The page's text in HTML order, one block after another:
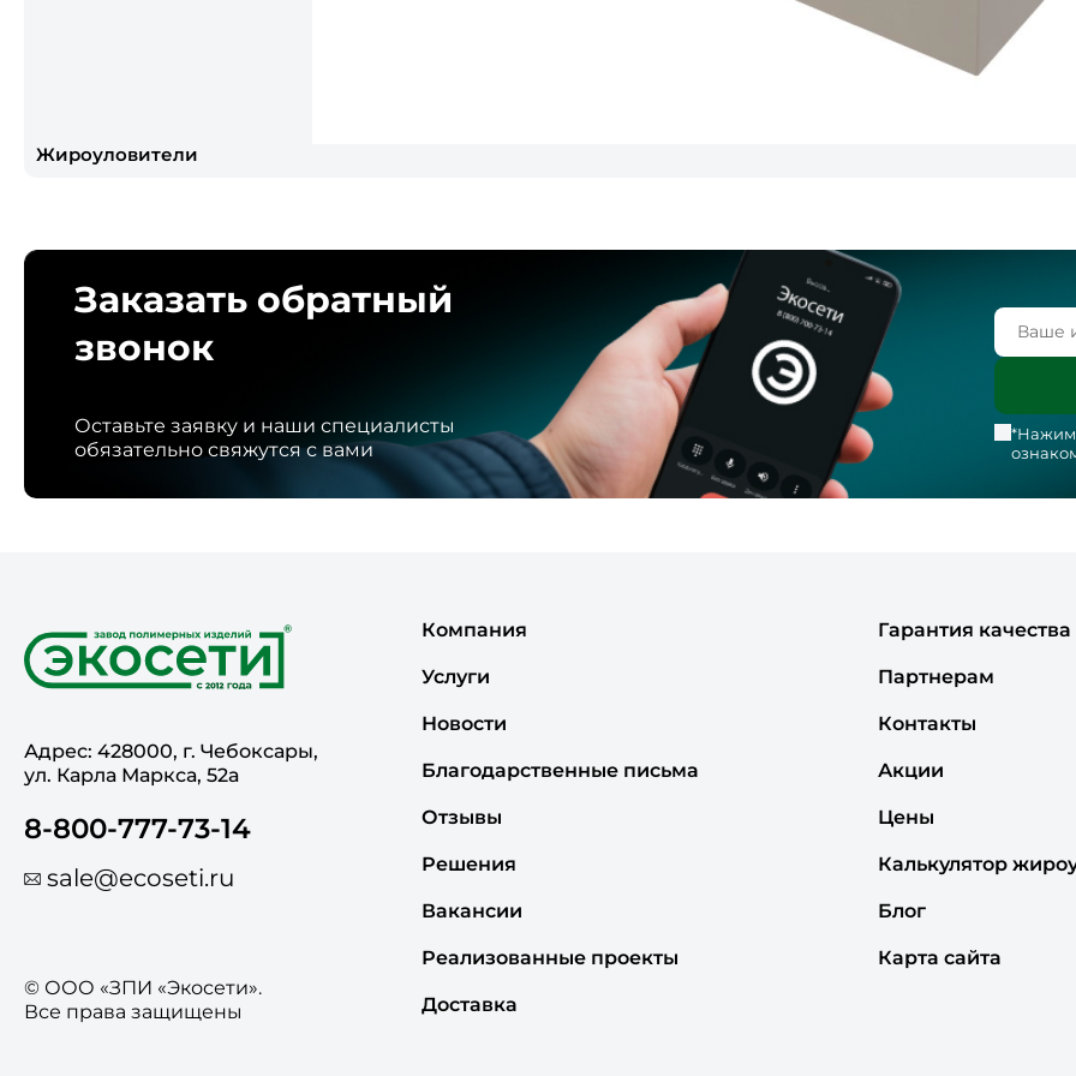
Жироуловители
Заказать обратный
звонок
Оставьте заявку и наши специалисты
обязательно свяжутся с вами
Адрес: 428000, г. Чебоксары,
ул. Карла Маркса, 52а
8-800-777-73-14
sale@ecoseti.ru
© ООО «ЗПИ «Экосети».
Все права защищены
Компания
Услуги
Новости
Благодарственные письма
Отзывы
Решения
Вакансии
Реализованные проекты
Доставка
Гарантия качества
Партнерам
Контакты
Акции
Цены
Калькулятор
Блог
Карта сайта